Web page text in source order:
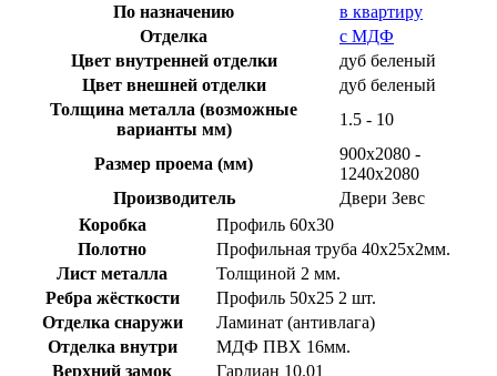
По назначению
в квартиру
Отделка
с МДФ
Цвет внутренней отделки
дуб беленый
Цвет внешней отделки
дуб беленый
Толщина металла (возможные
варианты мм)
1.5 - 10
Размер проема (мм)
900х2080 -
1240х2080
Производитель
Двери Зевс
Коробка
Профиль 60х30
Полотно
Профильная труба 40х25х2мм.
Лист металла
Толщиной 2 мм.
Ребра жёсткости
Профиль 50х25 2 шт.
Отделка снаружи
Ламинат (антивлага)
Отделка внутри
МДФ ПВХ 16мм.
Верхний замок
Гардиан 10.01